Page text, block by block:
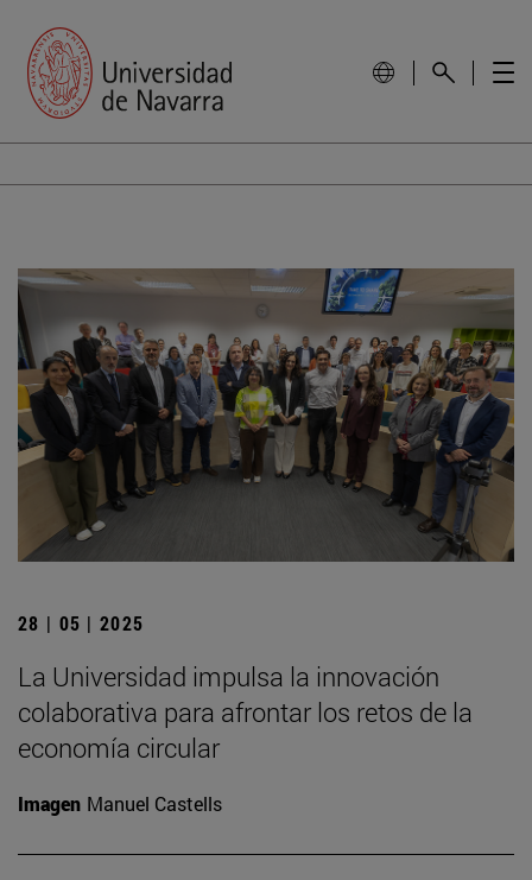
28 | 05 | 2025
La Universidad impulsa la innovación
colaborativa para afrontar los retos de la
economía circular
Imagen Manuel Castells